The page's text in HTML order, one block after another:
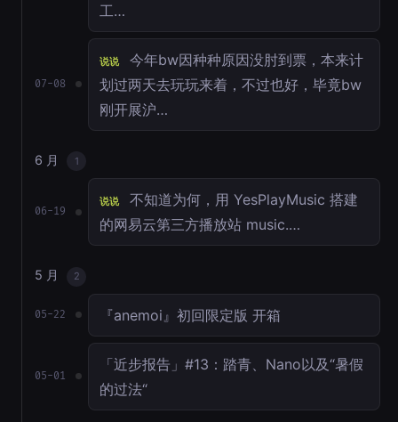
工…
07-08
说说
今年bw因种种原因没肘到票，本来计
划过两天去玩玩来着，不过也好，毕竟bw
刚开展沪…
6 月 1
06-19
说说
不知道为何，用 YesPlayMusic 搭建
的网易云第三方播放站 music.…
5 月 2
05-22 『anemoi』初回限定版 开箱
05-01
「近步报告」#13：踏青、Nano以及“暑假
的过法“